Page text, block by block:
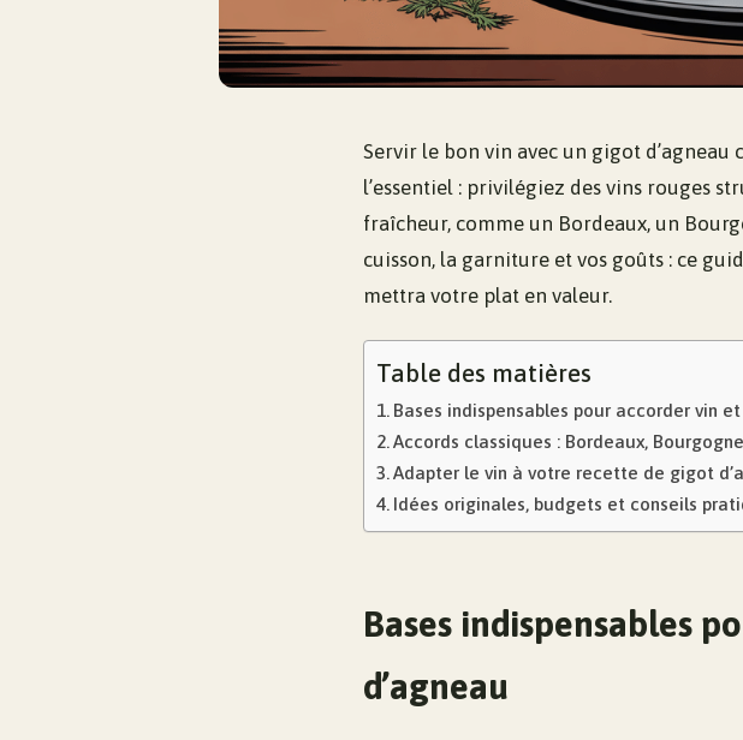
Servir le bon vin avec un gigot d’agneau
l’essentiel : privilégiez des vins rouges
fraîcheur, comme un Bordeaux, un
cuisson, la garniture et vos goûts : ce
mettra votre plat en valeur.
Table des matières
Bases indispensables pour accorder vin
Accords classiques : Bordeaux,
Adapter le vin à votre recette de gigot
Idées originales, budgets et conseils
Bases indispensables
d’agneau